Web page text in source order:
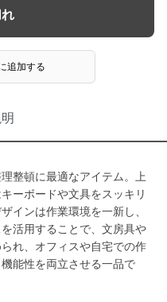
追加する
整頓に最適なアイテム。上
ーボードや文具をスッキリ
インは作業環境を一新し、
活用することで、文房具や
れ、オフィスや自宅での作
能性を両立させる一品で